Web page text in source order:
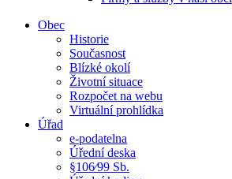
Obec
Historie
Současnost
Blízké okolí
Životní situace
Rozpočet na webu
Virtuální prohlídka
Úřad
e-podatelna
Úřední deska
§106⁄99 Sb.